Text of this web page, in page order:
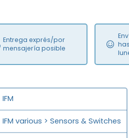
Entrega exprés/por
mensajería posible
IFM
IFM various > Sensors & Switches